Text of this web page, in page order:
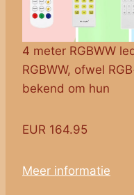
4 meter RGBWW
RGBWW, ofwel
bekend om hun
EUR 164.95
Meer informatie